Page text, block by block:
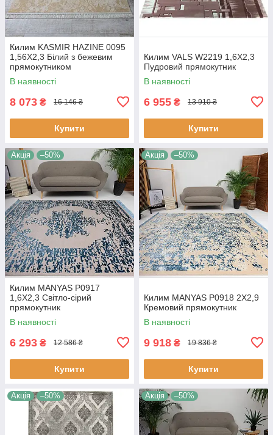
Килим KASMIR HAZINE 0095
1,56Х2,3 Білий з бежевим
прямокутником
В наявності
8 073 ₴ 16 146 ₴
Купити
Килим VALS W2219 1,6Х2,3
Пудровий прямокутник
В наявності
6 955 ₴ 13 910 ₴
Купити
Акція –50%
Килим MANYAS P0917
1,6Х2,3 Світло-сірий
прямокутник
В наявності
6 293 ₴ 12 586 ₴
Купити
Акція –50%
Килим MANYAS P0918 2Х2,9
Кремовий прямокутник
В наявності
9 918 ₴ 19 836 ₴
Купити
Акція –50% Акція –50%